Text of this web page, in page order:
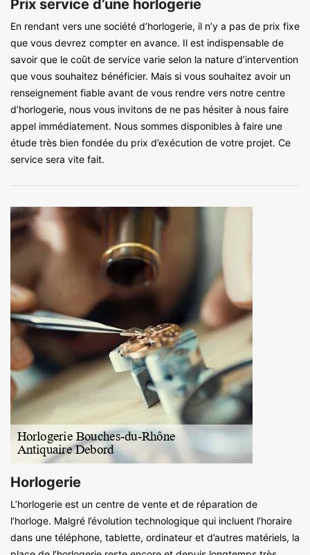
Prix service d’une horlogerie
En rendant vers une société d’horlogerie, il n’y a pas de prix fixe
que vous devrez compter en avance. Il est indispensable de
savoir que le coût de service varie selon la nature d’intervention
que vous souhaitez bénéficier. Mais si vous souhaitez avoir un
renseignement fiable avant de vous rendre vers notre centre
d’horlogerie, nous vous invitons de ne pas hésiter à nous faire
appel immédiatement. Nous sommes disponibles à faire une
étude très bien fondée du prix d’exécution de votre projet. Ce
service sera vite fait.
Horlogerie
L’horlogerie est un centre de vente et de réparation de
l’horloge. Malgré l’évolution technologique qui incluent l’horaire
dans une téléphone, tablette, ordinateur et d’autres matériels, la